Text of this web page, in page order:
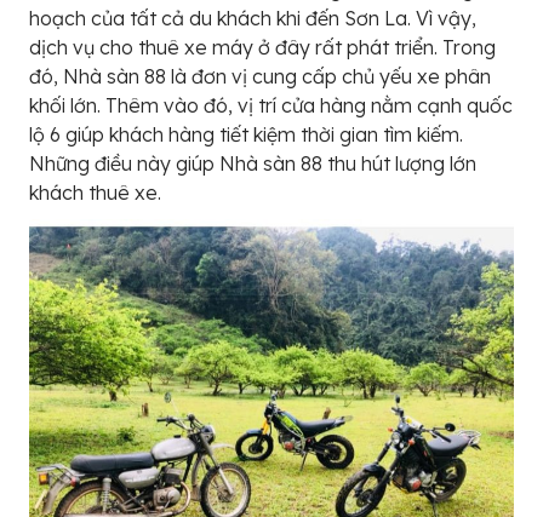
hoạch của tất cả du khách khi đến Sơn La. Vì vậy,
dịch vụ cho thuê xe máy ở đây rất phát triển. Trong
đó, Nhà sàn 88 là đơn vị cung cấp chủ yếu xe phân
khối lớn. Thêm vào đó, vị trí cửa hàng nằm cạnh quốc
lộ 6 giúp khách hàng tiết kiệm thời gian tìm kiếm.
Những điều này giúp Nhà sàn 88 thu hút lượng lớn
khách thuê xe.